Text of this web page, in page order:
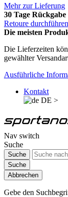
Mehr zur Lieferung
30 Tage
Retoure
Die meisten
Die Lieferzeiten
gewählter
Ausführliche
Kontakt
DE >
Nav switch
Suche
Suche
Suche
Abbrechen
Gebe den